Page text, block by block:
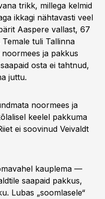
trikk, millega kelmid
ikkagi nähtavasti veel
Aaspere vallast, 67
tuli Tallinna
ja pakkus
osta ei tahtnud,
juttu.
noormees ja
keelel pakkuma
ei soovinud Veivaldt
kauplema —
saapaid pakkus,
Lubas „soomlasele“